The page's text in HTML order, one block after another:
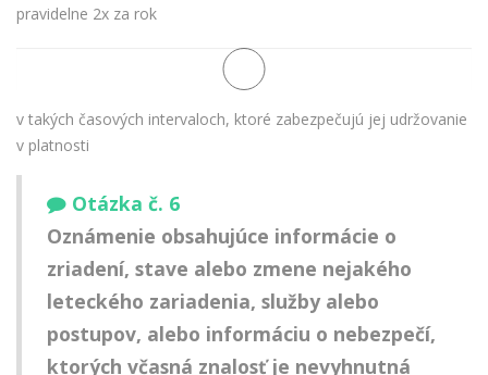
pravidelne 2x za rok
v takých časových intervaloch, ktoré zabezpečujú jej udržovanie
v platnosti
Otázka č. 6
Oznámenie obsahujúce informácie o
zriadení, stave alebo zmene nejakého
leteckého zariadenia, služby alebo
postupov, alebo informáciu o nebezpečí,
ktorých včasná znalosť je nevyhnutná